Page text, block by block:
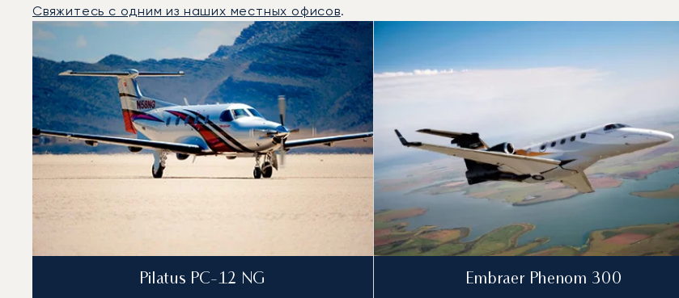
Свяжитесь с одним из наших местных офисов.
Лондон : 3 наиболее востребованные модели воздушных судов по числу полётных движений в 2025 году
Фото воздушного судна Модель воздушного судна
Места
Скорость (км/ч)
Скорость (узлы)
Дальность (км)
Дальность (NM)
Pilatus PC-12 NG Embraer Phenom 300